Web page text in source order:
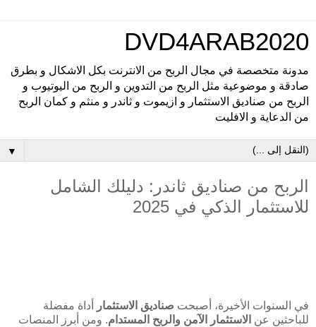
DVD4ARAB2020
مدونة متخصصة في مجال الربح من الانترنت بكل الاشكال و بطرق
صادقة و موضوعية مثل الربح من التدوين و الربح من اليوتيوب و
الربح من صناديق الاستثمار و ازيموت و ثاندر و منثم و كمان الربح
من الدعاية و الافليت
▼
الربح من صناديق ثاندر: دليلك الشامل
للاستثمار الذكي في 2025
في السنوات الأخيرة، أصبحت صناديق الاستثمار
أداة مفضلة
للباحثين عن الاستثمار الآمن والربح المستدام. ومن أبرز المنصات